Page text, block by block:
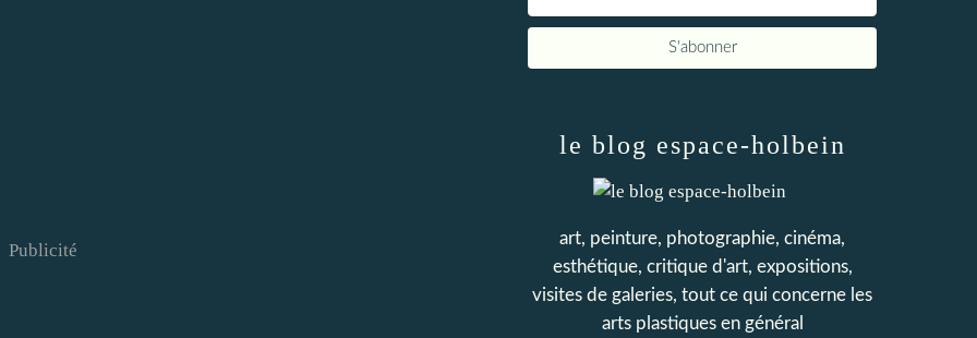
Publicité
le blog espace-holbein
art, peinture, photographie, cinéma,
esthétique, critique d'art, expositions,
visites de galeries, tout ce qui concerne les
arts plastiques en général